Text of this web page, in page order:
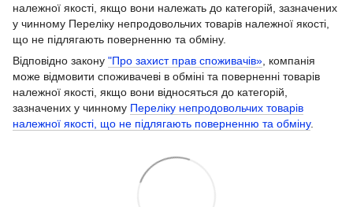
належної якості, якщо вони належать до категорій, зазначених
у чинному Переліку непродовольчих товарів належної якості,
що не підлягають поверненню та обміну.
Відповідно закону "Про захист прав споживачів» , компанія
може відмовити споживачеві в обміні та поверненні товарів
належної якості, якщо вони відносяться до категорій,
зазначених у чинному Переліку непродовольчих товарів
належної якості, що не підлягають поверненню та обміну.